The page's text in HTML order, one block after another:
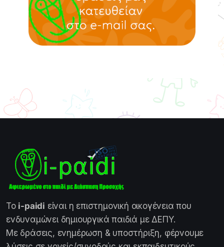
Το i-paidi είναι η επιστημονική οικογένεια που
ενδυναμώνει δημιουργικά παιδιά με ΔΕΠΥ.
Με δράσεις, ενημέρωση & υποστήριξη, φέρνουμε